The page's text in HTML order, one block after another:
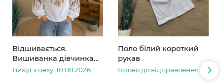
Відшивається.
Вишиванка дівчинка
колоски
Вихід з цеху: 10.08.2026
Поло білий короткий
рукав
Готово до відправлення